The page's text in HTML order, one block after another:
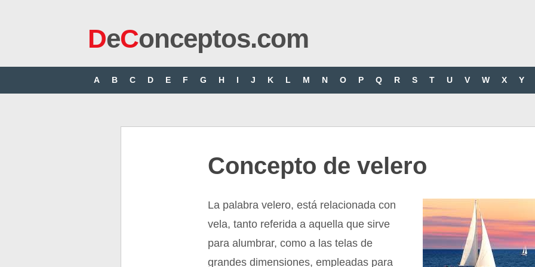
DeConceptos.com
A B C D E F G H I J K L M N O P Q R S T U V W X Y
Concepto de velero
La palabra velero, está relacionada con
vela, tanto referida a aquella que sirve
para alumbrar, como a las telas de
grandes dimensiones, empleadas para